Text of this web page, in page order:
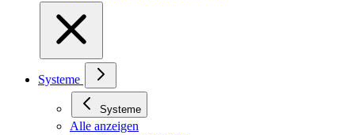
Systeme
Systeme
Alle anzeigen